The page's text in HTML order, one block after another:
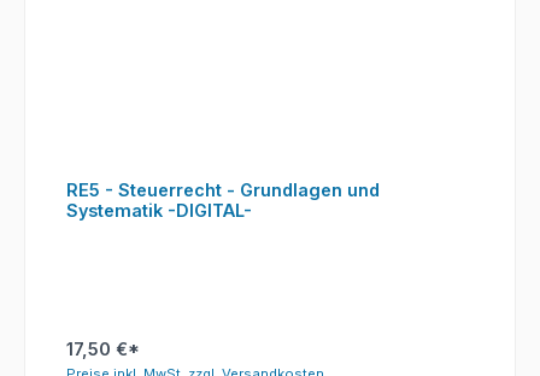
RE5 - Steuerrecht - Grundlagen und
Systematik -DIGITAL-
17,50 €*